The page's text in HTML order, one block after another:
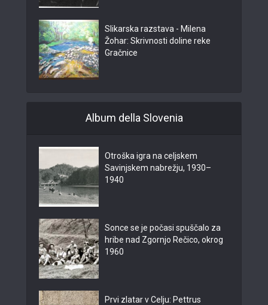
Slikarska razstava - Milena
Žohar: Skrivnosti doline reke
Gračnice
Album della Slovenia
Otroška igra na celjskem
Savinjskem nabrežju, 1930–
1940
Sonce se je počasi spuščalo za
hribe nad Zgornjo Rečico, okrog
1960
Prvi zlatar v Celju: Pettrus